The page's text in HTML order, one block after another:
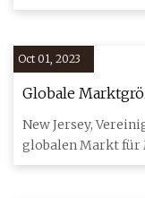
Install
Oct 01, 2023
Globale
New Jersey,
globalen Markt für
aktuells